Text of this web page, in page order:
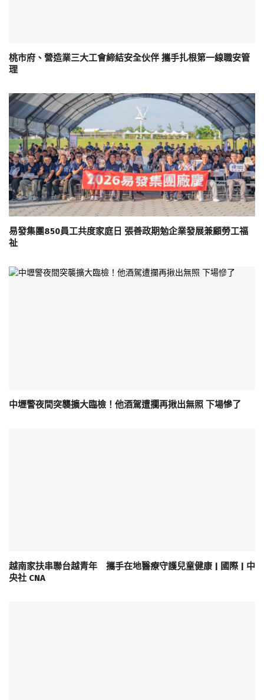
桃市府、營造業三大工會締結安全伙伴 攜手扎根第一線職安管
理
易發集團850員工共度家庭日 張善政期勉企業發展兼顧勞工福
祉
中壢警夜間突襲擴大臨檢！他酒駕遭攔再揪出無照 下場慘了
越南家扶串聯台越青年 攜手在地醫療守護兒童健康 | 國際 | 中
央社 CNA